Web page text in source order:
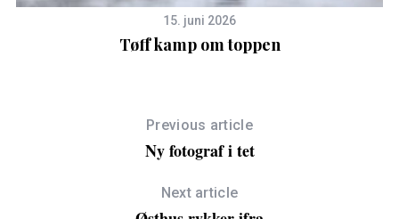
15. juni 2026
Tøff kamp om toppen
Previous article
Ny fotograf i tet
Next article